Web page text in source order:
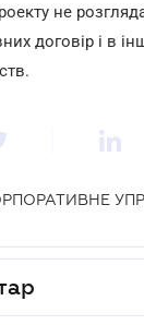
не
договір і в